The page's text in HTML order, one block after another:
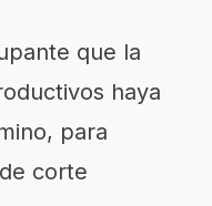
que la
haya
para
corte